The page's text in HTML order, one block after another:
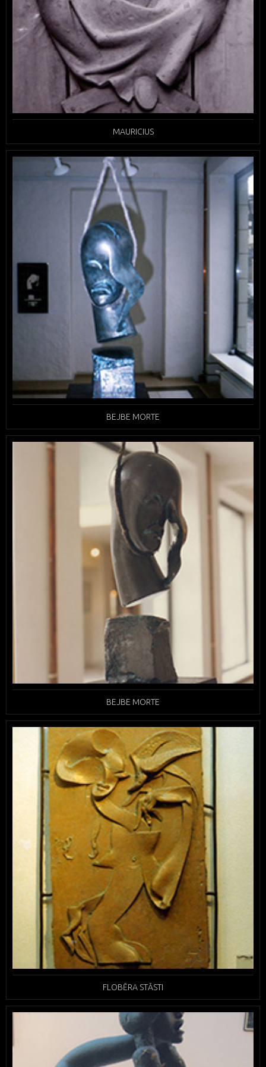
MAURICIUS
BEJBE MORTE
BEJBE MORTE
FLOBĒRA STĀSTI